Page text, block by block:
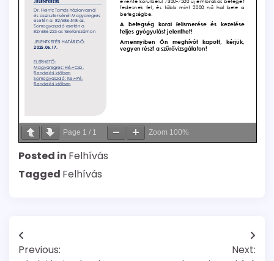
Page 1 / 1 Zoom 100%
Posted in Felhívás
Tagged Felhívás
Bejegyzés
Previous:
Next: